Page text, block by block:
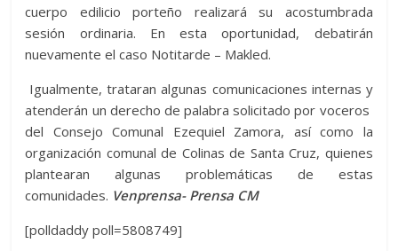
cuerpo edilicio porteño realizará su acostumbrada
sesión ordinaria. En esta oportunidad, debatirán
nuevamente el caso Notitarde – Makled.
Igualmente, trataran algunas comunicaciones internas y
atenderán un derecho de palabra solicitado por voceros
del Consejo Comunal Ezequiel Zamora, así como la
organización comunal de Colinas de Santa Cruz, quienes
plantearan algunas problemáticas de estas
comunidades. Venprensa- Prensa CM
[polldaddy poll=5808749]